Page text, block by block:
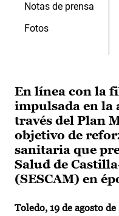
En línea con la
impulsada en la
través del Plan
objetivo de
sanitaria que
Salud de
(SESCAM) en
Toledo, 19 de agosto de
Notas de prensa
Fotos